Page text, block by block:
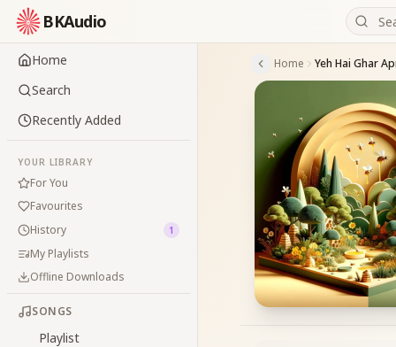
BKAudio
Home
Search
Recently Added
YOUR LIBRARY
For You
Favourites
History
1
My Playlists
Offline Downloads
SONGS
Playlist
Home Yeh Hai Ghar